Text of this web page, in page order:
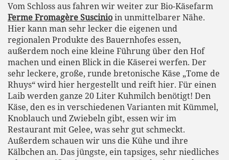
Vom Schloss aus fahren wir weiter zur Bio-Käsefarm
Ferme Fromagère Suscinioin unmittelbarer Nähe.
Hier kann man sehr lecker die eigenen und
regionalen Produkte des Bauernhofes essen,
außerdem noch eine kleine Führung über den Hof
machen und einen Blick in die Käserei werfen. Der
sehr leckere, große, runde bretonische Käse „Tome de
Rhuys“ wird hier hergestellt und reift hier. Für einen
Laib werden ganze 20 Liter Kuhmilch benötigt! Den
Käse, den es in verschiedenen Varianten mit Kümmel,
Knoblauch und Zwiebeln gibt, essen wir im
Restaurant mit Gelee, was sehr gut schmeckt.
Außerdem schauen wir uns die Kühe und ihre
Kälbchen an. Das jüngste, ein tapsiges, sehr niedliches